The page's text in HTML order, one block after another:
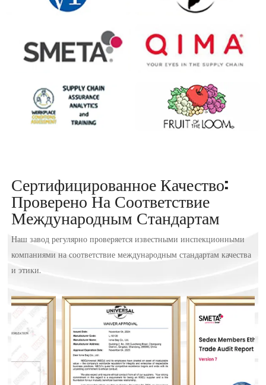
Сертифицированное Качество:
Проверено На Соответствие
Международным Стандартам
Наш завод регулярно проверяется известными инспекционными
компаниями на соответствие международным стандартам качества
и этики.